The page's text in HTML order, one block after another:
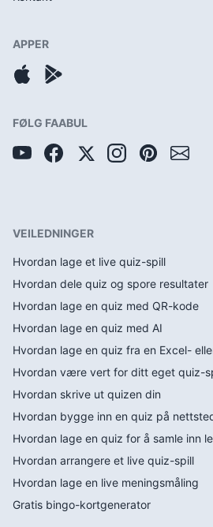
APPER
FØLG FAABUL
VEILEDNINGER
Hvordan lage et live quiz-spill
Hvordan dele quiz og spore resultater
Hvordan lage en quiz med QR-kode
Hvordan lage en quiz med AI
Hvordan lage en quiz fra en Excel-
Hvordan være vert for ditt eget quiz-
Hvordan skrive ut quizen din
Hvordan bygge inn en quiz på
Hvordan lage en quiz for å samle inn
Hvordan arrangere et live quiz-spill
Hvordan lage en live meningsmåling
Gratis bingo-kortgenerator